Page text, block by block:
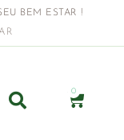
BEM ESTAR !
0